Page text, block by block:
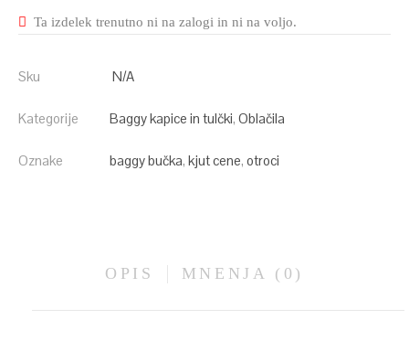
Ta izdelek trenutno ni na zalogi in ni na voljo.
Sku N/A
Kategorije Baggy kapice in tulčki, Oblačila
Oznake baggy bučka, kjut cene, otroci
OPIS MNENJA (0)